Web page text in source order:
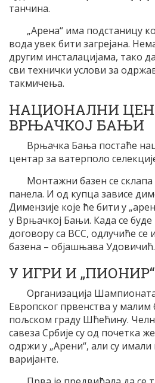
танчина.
„Арена“ има подстаницу
вода увек бити загрејана.
другим инсталацијама, тако
сви технички услови за
такмичења.
НАЦИОНАЛНИ
ВРЊАЧКОЈ БАЊИ
Врњачка Бања постаће
центар за ватерполо
Монтажни базен се
панела. И од купца зависе
Димензије које ће бити у
у Врњачкој Бањи. Када се
договору са ВСС, одлучиће се
базена – објашњава Удовичић.
У ИГРИ И „ПИОНИР“
Организација
Европског првенства у малим
пољском граду Шћећину.
савеза Србије су од почетка
одржи у „Арени“, али су имали
варијанте.